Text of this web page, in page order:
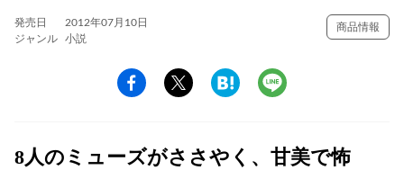
発売日
2012年07月10日
ジャンル
小説
商品情報
8人のミューズがささやく、甘美で怖